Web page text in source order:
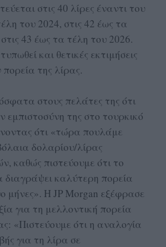
στις 40 λίρες έναντι του
του 2024, στις 42 έως τα
43 έως τα τέλη του 2026.
και θετικές εκτιμήσεις
της λίρας.
στους πελάτες της ότι
εμπιστοσύνη της στο τουρκικό
ότι «τώρα πουλάμε
δολαρίου/λίρας
καθώς πιστεύουμε ότι το
διαγράψει καλύτερη πορεία
μήνες». Η JP Morgan εξέφρασε
για τη μελλοντική πορεία
«Πιστεύουμε ότι η αναλογία
για τη λίρα σε